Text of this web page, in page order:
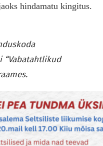
hindamatu kingitus.
“Vabatahtlikud